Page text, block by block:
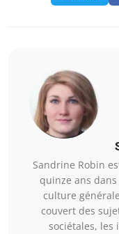
Sandrine Robin
quinze ans
culture
couvert des
sociétales, les